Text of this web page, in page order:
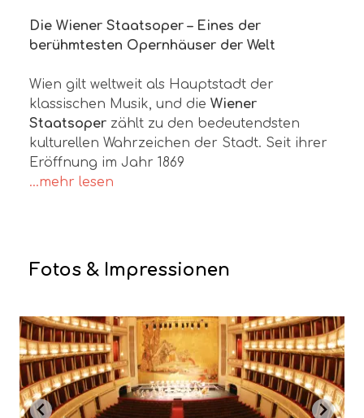
Die Wiener Staatsoper – Eines der
berühmtesten Opernhäuser der Welt
Wien gilt weltweit als Hauptstadt der
klassischen Musik, und die Wiener
Staatsoper zählt zu den bedeutendsten
kulturellen Wahrzeichen der Stadt. Seit ihrer
Eröffnung im Jahr 1869
...mehr lesen
Fotos & Impressionen